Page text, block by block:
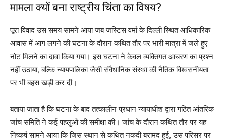
मामला क्यों बना राष्ट्रीय चिंता का विषय?
पूरा विवाद उस समय सामने आया जब जस्टिस वर्मा के दिल्ली स्थित आधिकारिक
आवास में आग लगने की घटना के दौरान कथित तौर पर भारी मात्रा में जले हुए
नोट मिलने का दावा किया गया। इस घटना ने केवल व्यक्तिगत आचरण का प्रश्न
नहीं उठाया, बल्कि न्यायपालिका जैसी संवैधानिक संस्था की नैतिक विश्वसनीयता
पर भी बहस खड़ी कर दी।
बताया जाता है कि घटना के बाद तत्कालीन प्रधान न्यायाधीश द्वारा गठित आंतरिक
जांच समिति ने कई पहलुओं की समीक्षा की। जांच के दौरान कथित तौर पर यह
निष्कर्ष सामने आया कि जिस स्थान से कथित नकदी बरामद हुई, उस परिसर पर